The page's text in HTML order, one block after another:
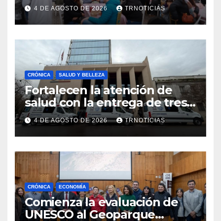
impacto en la hotelería y el
emprendimiento
4 DE AGOSTO DE 2026 TRNOTICIAS
CRÓNICA SALUD Y BELLEZA
Fortalecen la atención de
salud con la entrega de tres
nuevas ambulancias para
Cauquenes y Sagrada Familia
4 DE AGOSTO DE 2026 TRNOTICIAS
CRÓNICA ECONOMÍA
Comienza la evaluación de
UNESCO al Geoparque